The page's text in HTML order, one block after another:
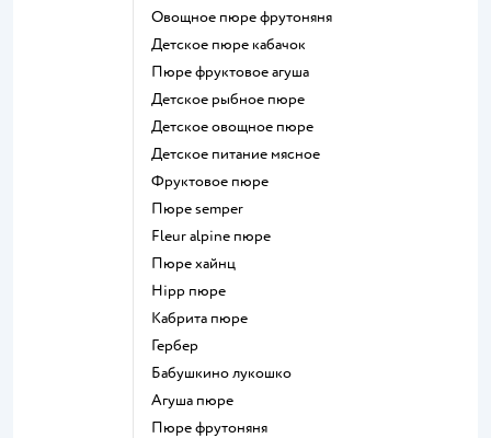
овощное пюре фрутоняня
детское пюре кабачок
пюре фруктовое агуша
детское рыбное пюре
детское овощное пюре
детское питание мясное
фруктовое пюре
пюре semper
fleur alpine пюре
пюре хайнц
hipp пюре
кабрита пюре
гербер
бабушкино лукошко
агуша пюре
пюре фрутоняня